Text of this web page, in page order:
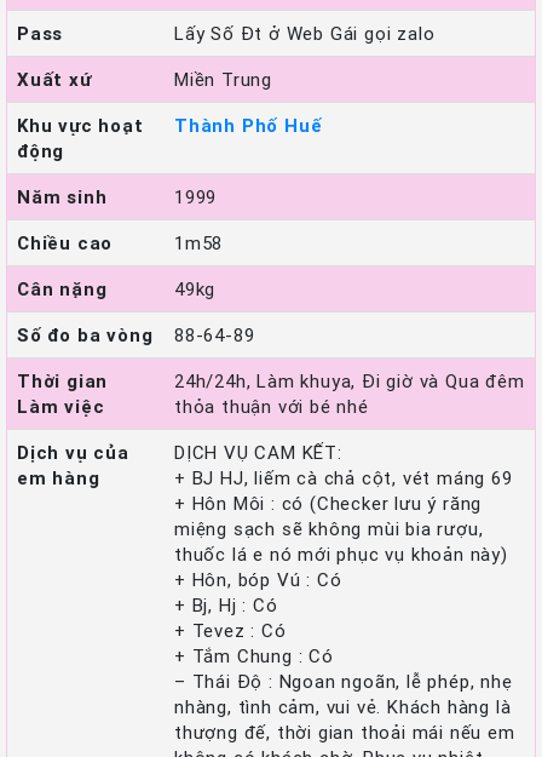
Pass
Lấy Số Đt ở Web Gái gọi zalo
Xuất xứ
Miền Trung
Khu vực hoạt
động
Thành Phố Huế
Năm sinh
1999
Chiều cao
1m58
Cân nặng
49kg
Số đo ba vòng
88-64-89
Thời gian
Làm việc
24h/24h, Làm khuya, Đi giờ và Qua đêm
thỏa thuận với bé nhé
Dịch vụ của
em hàng
DỊCH VỤ CAM KẾT:
+ BJ HJ, liếm cà chả cột, vét máng 69
+ Hôn Môi : có (Checker lưu ý răng
miệng sạch sẽ không mùi bia rượu,
thuốc lá e nó mới phục vụ khoản này)
+ Hôn, bóp Vú : Có
+ Bj, Hj : Có
+ Tevez : Có
+ Tắm Chung : Có
– Thái Độ : Ngoan ngoãn, lễ phép, nhẹ
nhàng, tình cảm, vui vẻ. Khách hàng là
thượng đế, thời gian thoải mái nếu em